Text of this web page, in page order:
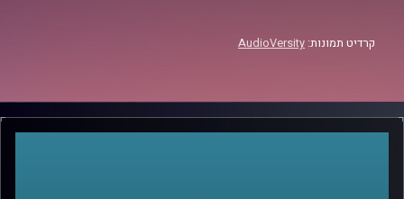
קרדיט תמונות: AudioVersity